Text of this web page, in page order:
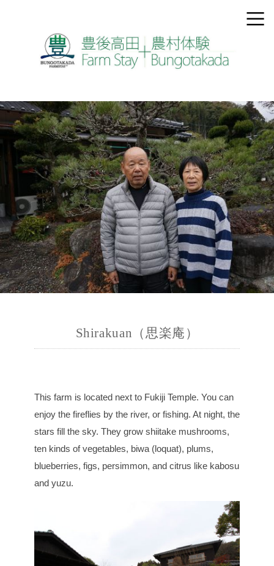
Shirakuan（思楽庵）
This farm is located next to Fukiji Temple. You can
enjoy the fireflies by the river, or fishing. At night, the
stars fill the sky. They grow shiitake mushrooms,
ten kinds of vegetables, biwa (loquat), plums,
blueberries, figs, persimmon, and citrus like kabosu
and yuzu.